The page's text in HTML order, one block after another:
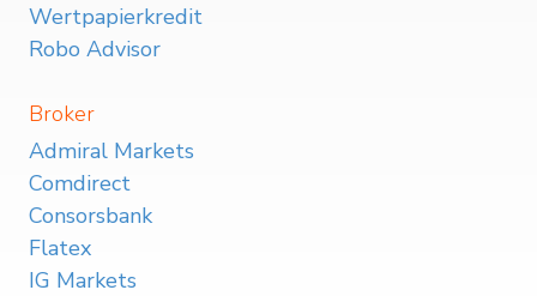
Wertpapierkredit
Robo Advisor
Broker
Admiral Markets
Comdirect
Consorsbank
Flatex
IG Markets